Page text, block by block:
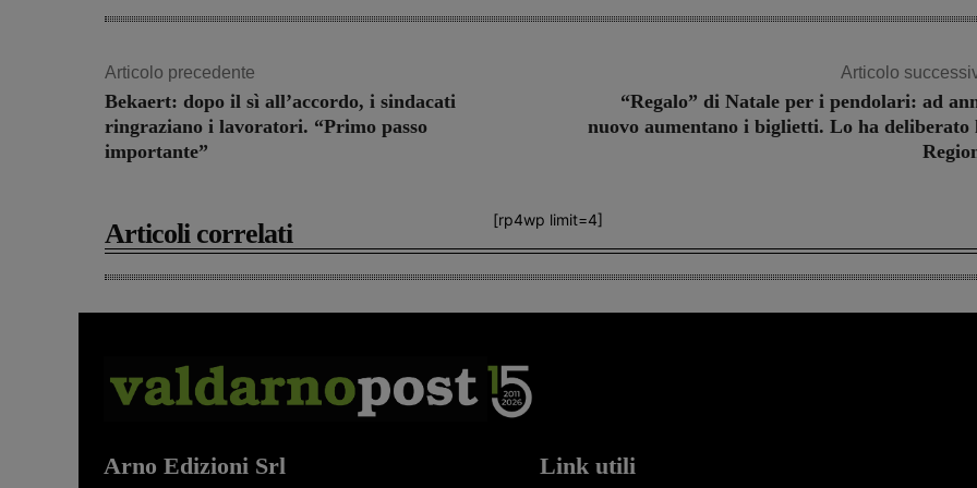
Articolo precedente
Bekaert: dopo il sì all’accordo, i sindacati
ringraziano i lavoratori. “Primo passo
importante”
Articolo
“Regalo” di Natale per i pendolari: ad
nuovo aumentano i biglietti. Lo ha deliberato
[rp4wp limit=4]
Articoli correlati
Arno Edizioni Srl Link utili